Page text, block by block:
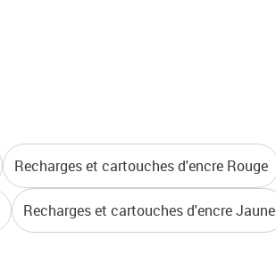
Recharges et cartouches d'encre Rouge
Recharges et cartouches d'encre Jaune